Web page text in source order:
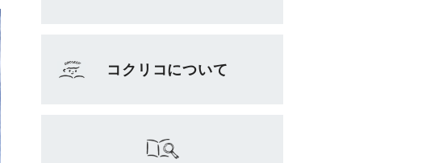
コクリコについて